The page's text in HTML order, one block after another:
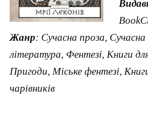
Жанр: Сучасна проза,
література, Фентезі, Книги
Пригоди, Міське фентезі,
чарівників